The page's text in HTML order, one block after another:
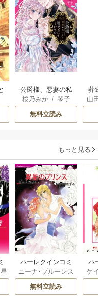
公爵様、悪妻の私
はもう放っておい
てください
桜乃みか/ 琴子
無料立読み
葬
山
もっと見る
星
ハーレクインコミ
ックス セット 202
6年 vol.1063 1巻
ニーナ･ブルーンス
/おおつきちずる/
レベッカ･ヨーク
無料立読み
ハ
ッ
ケ
/